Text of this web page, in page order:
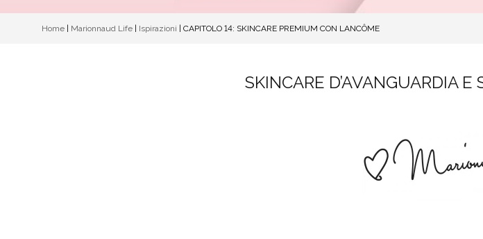
Home Marionnaud Life Ispirazioni CAPITOLO 14: SKINCARE PREMIUM CON LANCÔME
SKINCARE D’AVANGUARDIA E